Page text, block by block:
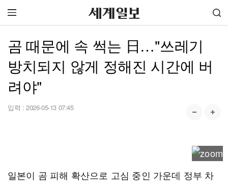
곰 때문에 속 썩는 日…"쓰레기
방치되지 않게 정해진 시간에 버
려야"
입력 : 2026-05-13 07:45
일본이 곰 피해 확산으로 고심 중인 가운데 정부 차